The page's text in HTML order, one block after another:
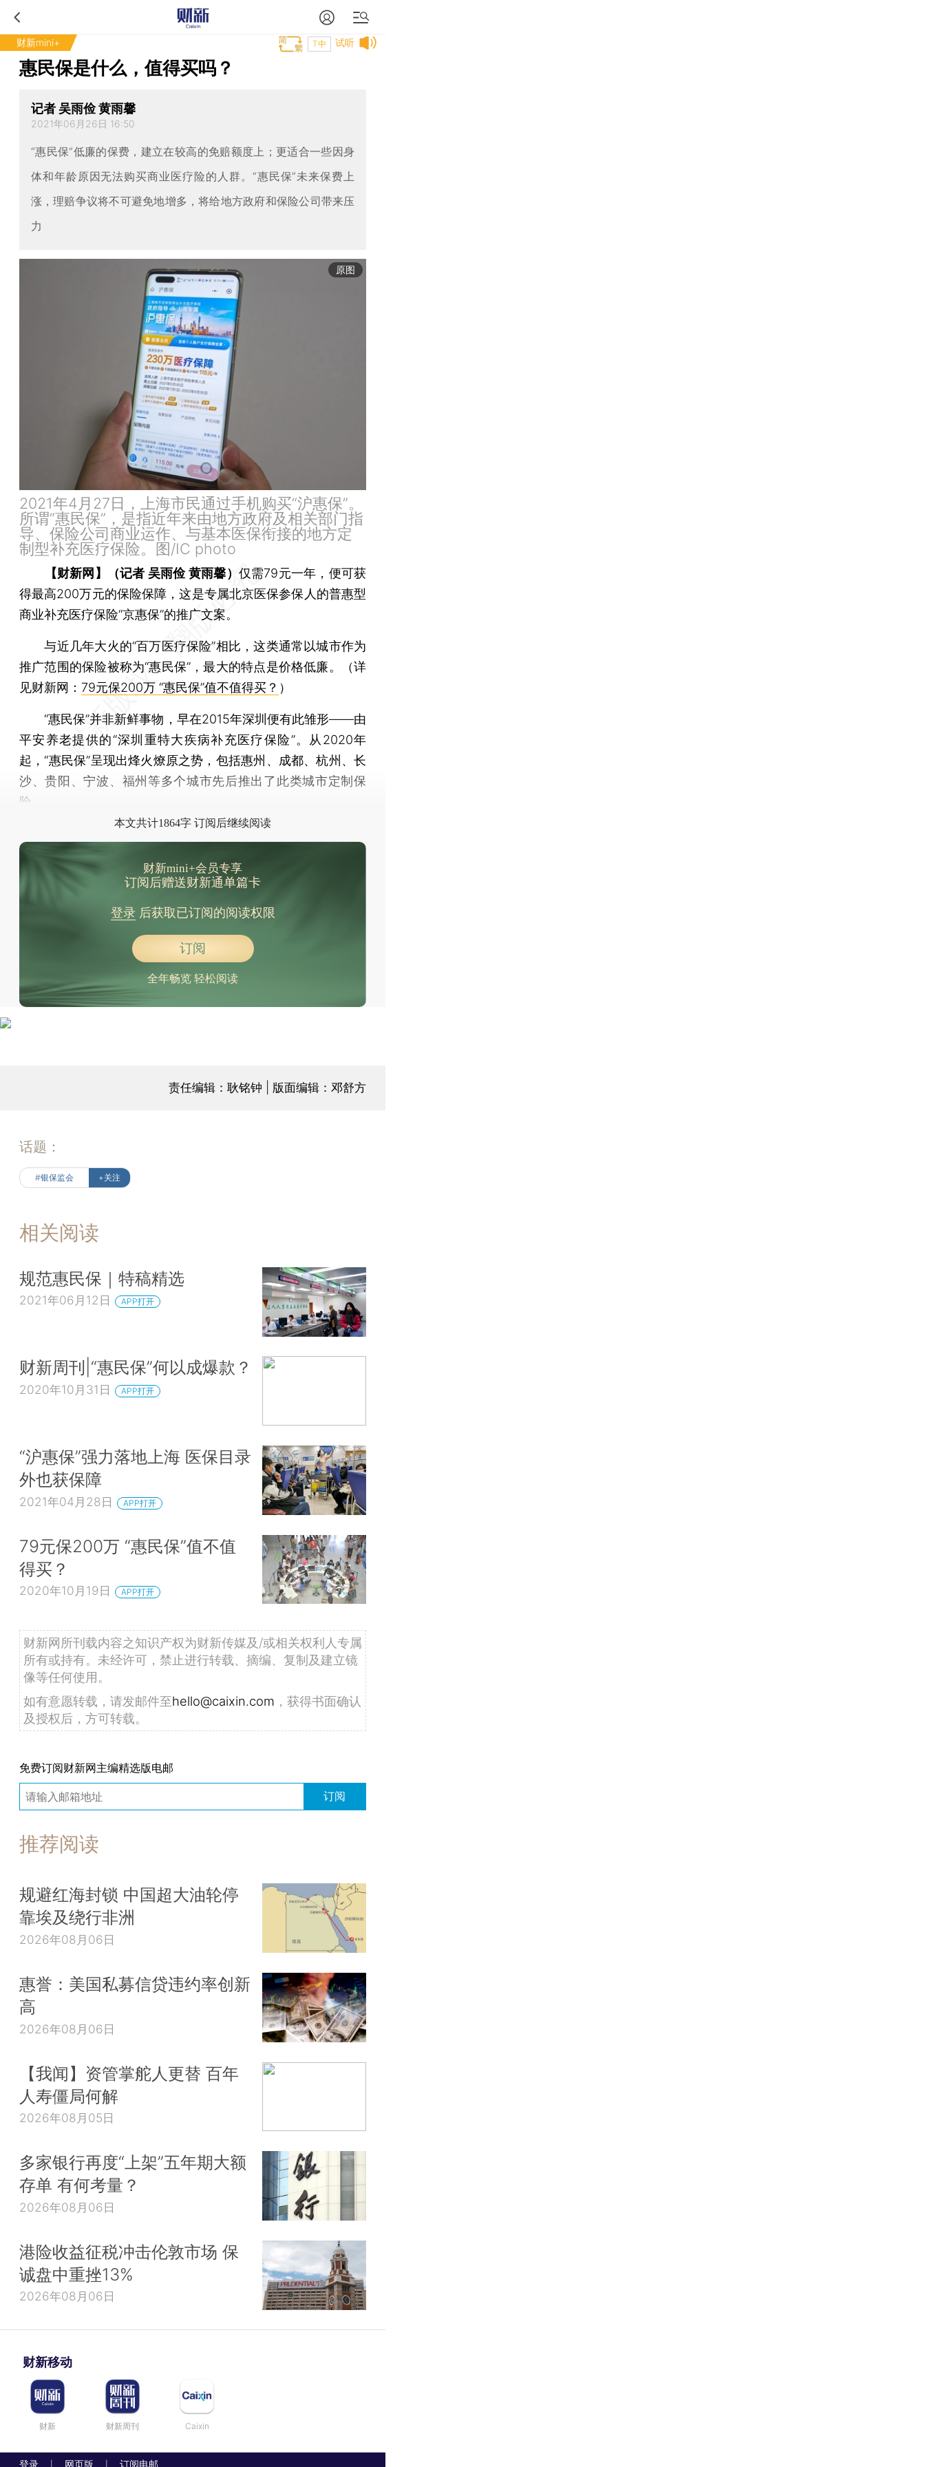
财新mini+ 试听
T中
惠民保是什么，值得买吗？
记者 吴雨俭 黄雨馨
2021年06月26日 16:50
“惠民保”低廉的保费，建立在较高的免赔额度上；更适合一些因身
体和年龄原因无法购买商业医疗险的人群。“惠民保”未来保费上
涨，理赔争议将不可避免地增多，将给地方政府和保险公司带来压
力
原图
2021年4月27日，上海市民通过手机购买“沪惠保”。
所谓“惠民保”，是指近年来由地方政府及相关部门指
导、保险公司商业运作、与基本医保衔接的地方定
制型补充医疗保险。图/IC photo
【财新网】（记者 吴雨俭 黄雨馨） 仅需79元一年，便可获
得最高200万元的保险保障，这是专属北京医保参保人的普惠型
商业补充医疗保险“京惠保”的推广文案。
与近几年大火的“百万医疗保险”相比，这类通常以城市作为
推广范围的保险被称为“惠民保”，最大的特点是价格低廉。（详
见财新网： 79元保200万 “惠民保”值不值得买？ ）
“惠民保”并非新鲜事物，早在2015年深圳便有此雏形——由
平安养老提供的“深圳重特大疾病补充医疗保险”。从2020年
起，“惠民保”呈现出烽火燎原之势，包括惠州、成都、杭州、长
沙、贵阳、宁波、福州等多个城市先后推出了此类城市定制保
险。
本文共计1864字 订阅后继续阅读
财新mini+会员专享
订阅后赠送财新通单篇卡
登录后获取已订阅的阅读权限
订阅
全年畅览 轻松阅读
责任编辑：耿铭钟 | 版面编辑：邓舒方
话题：
#银保监会 +关注
相关阅读
规范惠民保｜特稿精选
2021年06月12日 APP打开
财新周刊|“惠民保”何以成爆款？
2020年10月31日 APP打开
“沪惠保”强力落地上海 医保目录
外也获保障
2021年04月28日 APP打开
79元保200万 “惠民保”值不值
得买？
2020年10月19日 APP打开
财新网所刊载内容之知识产权为财新传媒及/或相关权利人专属
所有或持有。未经许可，禁止进行转载、摘编、复制及建立镜
像等任何使用。
如有意愿转载，请发邮件至hello@caixin.com ，获得书面确认
及授权后，方可转载。
免费订阅财新网主编精选版电邮
订阅
推荐阅读
规避红海封锁 中国超大油轮停
靠埃及绕行非洲
2026年08月06日
惠誉：美国私募信贷违约率创新
高
2026年08月06日
【我闻】资管掌舵人更替 百年
人寿僵局何解
2026年08月05日
多家银行再度“上架”五年期大额
存单 有何考量？
2026年08月06日
港险收益征税冲击伦敦市场 保
诚盘中重挫13%
2026年08月06日
财新移动
财新 财新周刊 Caixin
登录 网页版 订阅电邮